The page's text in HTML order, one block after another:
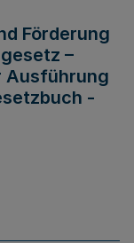
Förderung
–
Ausführung
-